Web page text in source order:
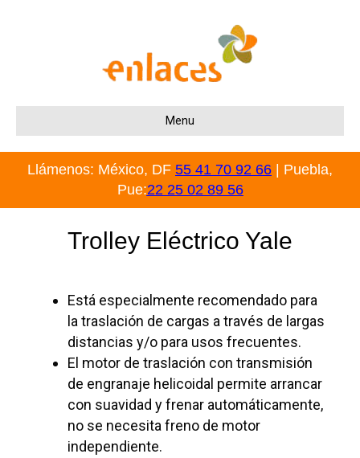
Menu
Llámenos: México, DF 55 41 70 92 66
| Puebla,
Pue:22 25 02 89 56
Trolley Eléctrico Yale
Está especialmente recomendado para
la traslación de cargas a través de largas
distancias y/o para usos frecuentes.
El motor de traslación con transmisión
de engranaje helicoidal permite arrancar
con suavidad y frenar automáticamente,
no se necesita freno de motor
independiente.